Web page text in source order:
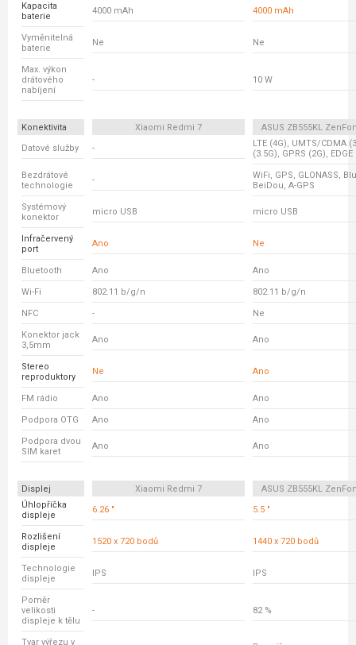
Kapacita
baterie
4000 mAh 4000 mAh
Vyměnitelná
baterie
Ne Ne
Max. výkon
drátového
nabíjení
- 10 W
Konektivita Xiaomi Redmi 7
ASUS ZB555KL
Datové služby
-
LTE (4G), UMTS/CDMA
(3.5G), GPRS (2G), EDGE
Bezdrátové
technologie
-
WiFi, GPS, GLONASS,
BeiDou, A-GPS
Systémový
konektor
micro USB micro USB
Infračervený
port
Ano Ne
Bluetooth Ano Ano
Wi-Fi 802.11 b/g/n 802.11 b/g/n
NFC - Ne
Konektor jack
3,5mm
Ano Ano
Stereo
reproduktory
Ne Ano
FM rádio Ano Ano
Podpora OTG Ano Ano
Podpora dvou
SIM karet
Ano Ano
Displej Xiaomi Redmi 7
ASUS ZB555KL
Úhlopříčka
displeje
6.26 " 5.5 "
Rozlišení
displeje
1520 x 720 bodů 1440 x 720 bodů
Technologie
displeje
IPS IPS
Poměr
velikosti
displeje k tělu
- 82 %
Tvar výřezu v